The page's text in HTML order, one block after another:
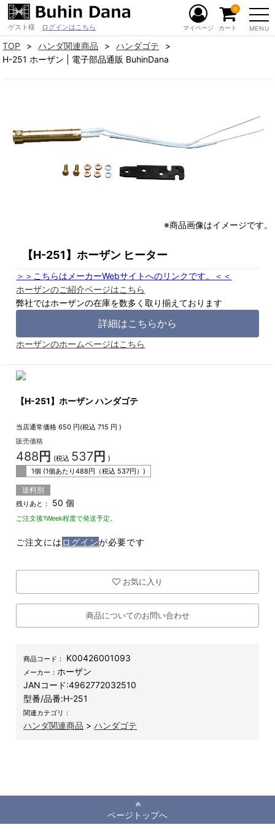
ゲスト様 ログインはこちら MENU
マイページ カート
0
TOP ハンダ関連商品
ハンダゴテ
H-251 ホーザン | 電子部品通販 BuhinDana
※商品画像はイメージです。
【H-251】ホーザン ヒーター
＞＞こちらはメーカーWebサイトへのリンクです。＜＜
ホーザンのご紹介ページはこちら
弊社ではホーザンの在庫を数多く取り揃えております
詳細はこちらから
ホーザンのホームページはこちら
【H-251】ホーザン ハンダゴテ
当店通常価格 650 円(税込715 円 )
販売価格
488 円 (税込 537円 )
1個 (1個あたり488円（税込 537円）)
送料別
残りあと： 50 個
ご注文後1Week程度で発送予定。
ご注文には ログインが必要です
お気に入り
商品についてのお問い合わせ
商品コード： K00426001093
メーカー：ホーザン
JANコード:4962772032510
型番/品番:H-251
関連カテゴリ：
ハンダ関連商品 >ハンダゴテ
ページトップへ